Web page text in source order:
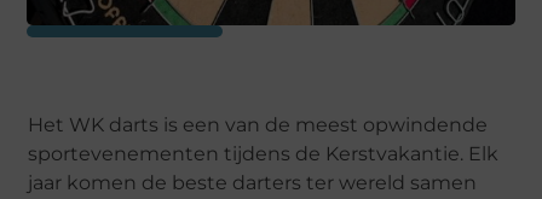
Het WK darts is een van de meest opwindende
sportevenementen tijdens de Kerstvakantie. Elk
jaar komen de beste darters ter wereld samen